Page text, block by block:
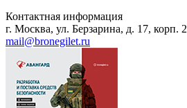
Контактная информация
г. Москва, ул. Берзарина, д. 17, корп. 2
mail@bronegilet.ru